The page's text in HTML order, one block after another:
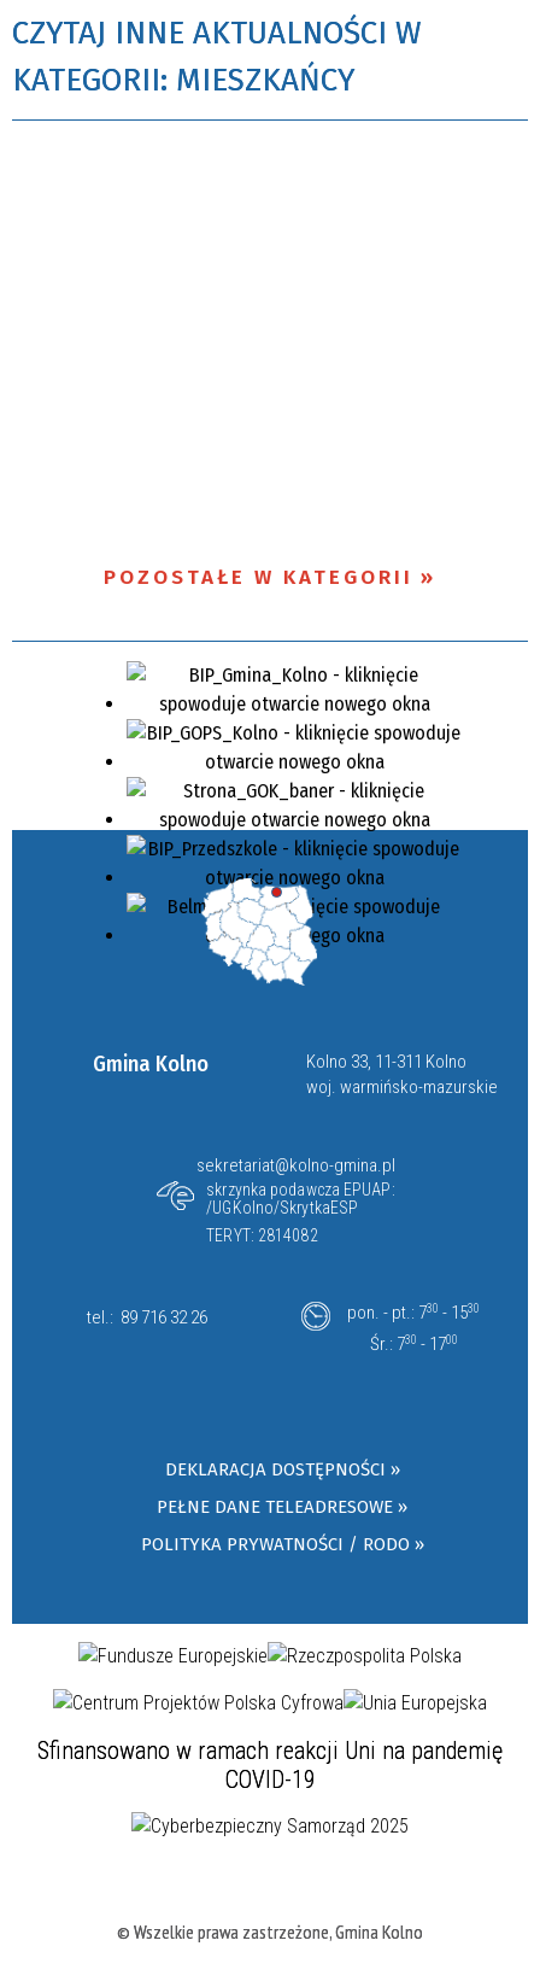
CZYTAJ INNE AKTUALNOŚCI W
KATEGORII: MIESZKAŃCY
POZOSTAŁE W KATEGORII
Gmina Kolno
Kolno 33, 11-311 Kolno
woj. warmińsko-mazurskie
sekretariat@kolno-gmina.pl
skrzynka podawcza EPUAP:
/UGKolno/SkrytkaESP
TERYT: 2814082
tel.: 89 716 32 26 pon. - pt.: 730 - 1530
Śr.: 730 - 1700
DEKLARACJA DOSTĘPNOŚCI »
PEŁNE DANE TELEADRESOWE »
POLITYKA PRYWATNOŚCI / RODO »
Sfinansowano w ramach reakcji Uni na pandemię
COVID-19
© Wszelkie prawa zastrzeżone, Gmina Kolno